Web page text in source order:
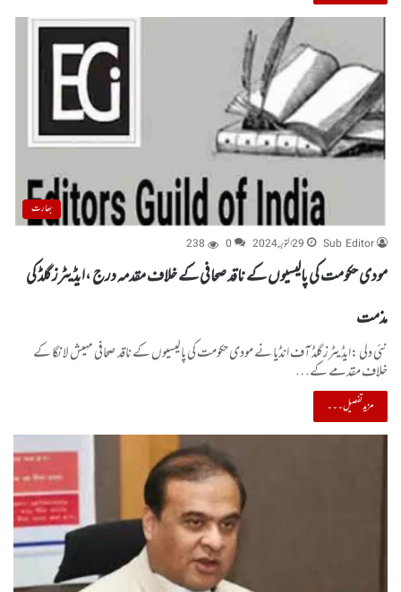
بھارت
Sub Editor
29 اکتوبر, 2024 0
238
مودی حکومت کی پالیسیوں کے ناقد صحافی کے خلاف مقدمہ درج ،ایڈیٹرز گلڈ کی
مذمت
نئی دلی :ایڈیٹرز گلڈ آف انڈیا نے مودی حکومت کی پالیسیوں کے ناقد صحافی مہیش لانگا کے
خلاف مقدمے کے…
مزید تفصیل۔۔۔